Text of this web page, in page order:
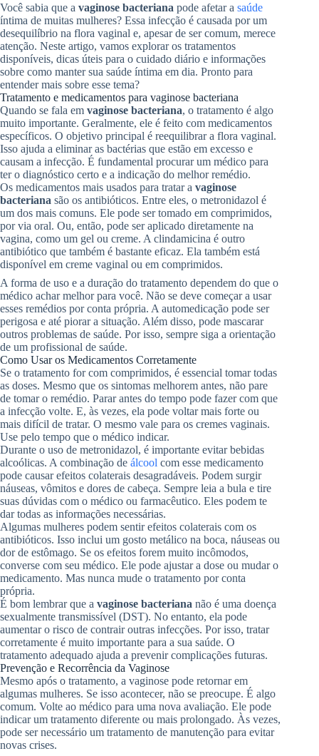
Você sabia que a vaginose bacteriana pode afetar a saúde
íntima de muitas mulheres? Essa infecção é causada por um
desequilíbrio na flora vaginal e, apesar de ser comum, merece
atenção. Neste artigo, vamos explorar os tratamentos
disponíveis, dicas úteis para o cuidado diário e informações
sobre como manter sua saúde íntima em dia. Pronto para
entender mais sobre esse tema?
Tratamento e medicamentos para vaginose bacteriana
Quando se fala em vaginose bacteriana, o tratamento é algo
muito importante. Geralmente, ele é feito com medicamentos
específicos. O objetivo principal é reequilibrar a flora vaginal.
Isso ajuda a eliminar as bactérias que estão em excesso e
causam a infecção. É fundamental procurar um médico para
ter o diagnóstico certo e a indicação do melhor remédio.
Os medicamentos mais usados para tratar a vaginose
bacteriana são os antibióticos. Entre eles, o metronidazol é
um dos mais comuns. Ele pode ser tomado em comprimidos,
por via oral. Ou, então, pode ser aplicado diretamente na
vagina, como um gel ou creme. A clindamicina é outro
antibiótico que também é bastante eficaz. Ela também está
disponível em creme vaginal ou em comprimidos.
A forma de uso e a duração do tratamento dependem do que o
médico achar melhor para você. Não se deve começar a usar
esses remédios por conta própria. A automedicação pode ser
perigosa e até piorar a situação. Além disso, pode mascarar
outros problemas de saúde. Por isso, sempre siga a orientação
de um profissional de saúde.
Como Usar os Medicamentos Corretamente
Se o tratamento for com comprimidos, é essencial tomar todas
as doses. Mesmo que os sintomas melhorem antes, não pare
de tomar o remédio. Parar antes do tempo pode fazer com que
a infecção volte. E, às vezes, ela pode voltar mais forte ou
mais difícil de tratar. O mesmo vale para os cremes vaginais.
Use pelo tempo que o médico indicar.
Durante o uso de metronidazol, é importante evitar bebidas
alcoólicas. A combinação de álcool com esse medicamento
pode causar efeitos colaterais desagradáveis. Podem surgir
náuseas, vômitos e dores de cabeça. Sempre leia a bula e tire
suas dúvidas com o médico ou farmacêutico. Eles podem te
dar todas as informações necessárias.
Algumas mulheres podem sentir efeitos colaterais com os
antibióticos. Isso inclui um gosto metálico na boca, náuseas ou
dor de estômago. Se os efeitos forem muito incômodos,
converse com seu médico. Ele pode ajustar a dose ou mudar o
medicamento. Mas nunca mude o tratamento por conta
própria.
É bom lembrar que a vaginose bacteriana não é uma doença
sexualmente transmissível (DST). No entanto, ela pode
aumentar o risco de contrair outras infecções. Por isso, tratar
corretamente é muito importante para a sua saúde. O
tratamento adequado ajuda a prevenir complicações futuras.
Prevenção e Recorrência da Vaginose
Mesmo após o tratamento, a vaginose pode retornar em
algumas mulheres. Se isso acontecer, não se preocupe. É algo
comum. Volte ao médico para uma nova avaliação. Ele pode
indicar um tratamento diferente ou mais prolongado. Às vezes,
pode ser necessário um tratamento de manutenção para evitar
novas crises.